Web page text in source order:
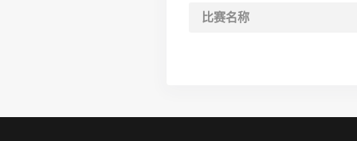
比赛名称